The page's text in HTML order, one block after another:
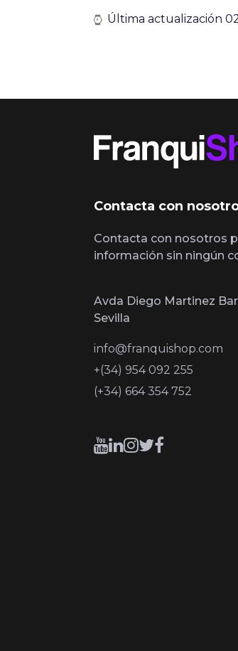
Última actualización
Contacta con
Contacta con nosotros
información sin ningún
Avda Diego Martinez
Sevilla
info@franquishop.com
+(34) 954 092 255
(+34) 664 354 752